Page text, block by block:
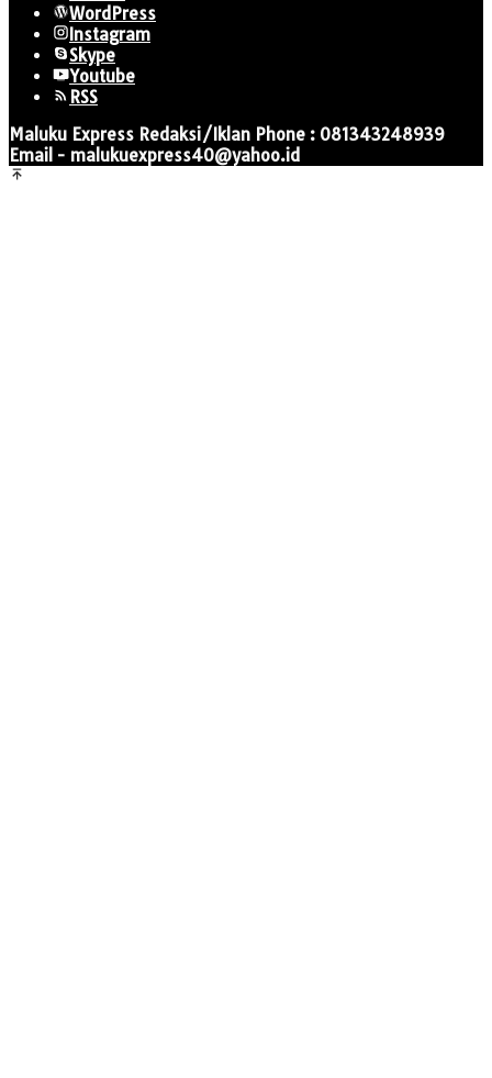
WordPress
Instagram
Skype
Youtube
RSS
Maluku Express Redaksi/Iklan Phone : 081343248939
Email - malukuexpress40@yahoo.id